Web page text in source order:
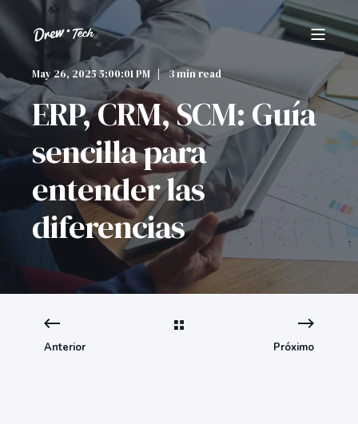
May 26, 2025 5:00:01 PM 3 min read
ERP, CRM, SCM: Guía
sencilla para
entender las
diferencias
Anterior Próximo